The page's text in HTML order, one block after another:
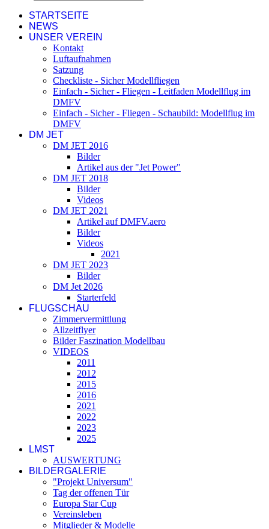
STARTSEITE
NEWS
UNSER VEREIN
Kontakt
Luftaufnahmen
Satzung
Checkliste - Sicher Modellfliegen
Einfach - Sicher - Fliegen - Leitfaden Modellflug im
DMFV
Einfach - Sicher - Fliegen - Schaubild: Modellflug im
DMFV
DM JET
DM JET 2016
Bilder
Artikel aus der "Jet Power"
DM JET 2018
Bilder
Videos
DM JET 2021
Artikel auf DMFV.aero
Bilder
Videos
2021
DM JET 2023
Bilder
DM Jet 2026
Starterfeld
FLUGSCHAU
Zimmervermittlung
Allzeitflyer
Bilder Faszination Modellbau
VIDEOS
2011
2012
2015
2016
2021
2022
2023
2025
LMST
AUSWERTUNG
BILDERGALERIE
"Projekt Universum"
Tag der offenen Tür
Europa Star Cup
Vereinsleben
Mitglieder & Modelle